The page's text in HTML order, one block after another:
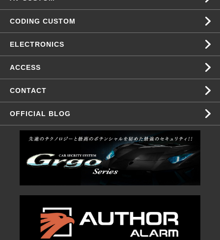
CODING CUSTOM
ELECTRONICS
ACCESS
CONTACT
OFFICIAL BLOG